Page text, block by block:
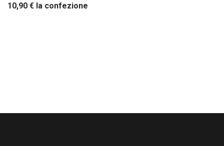
10,90 € la confezione